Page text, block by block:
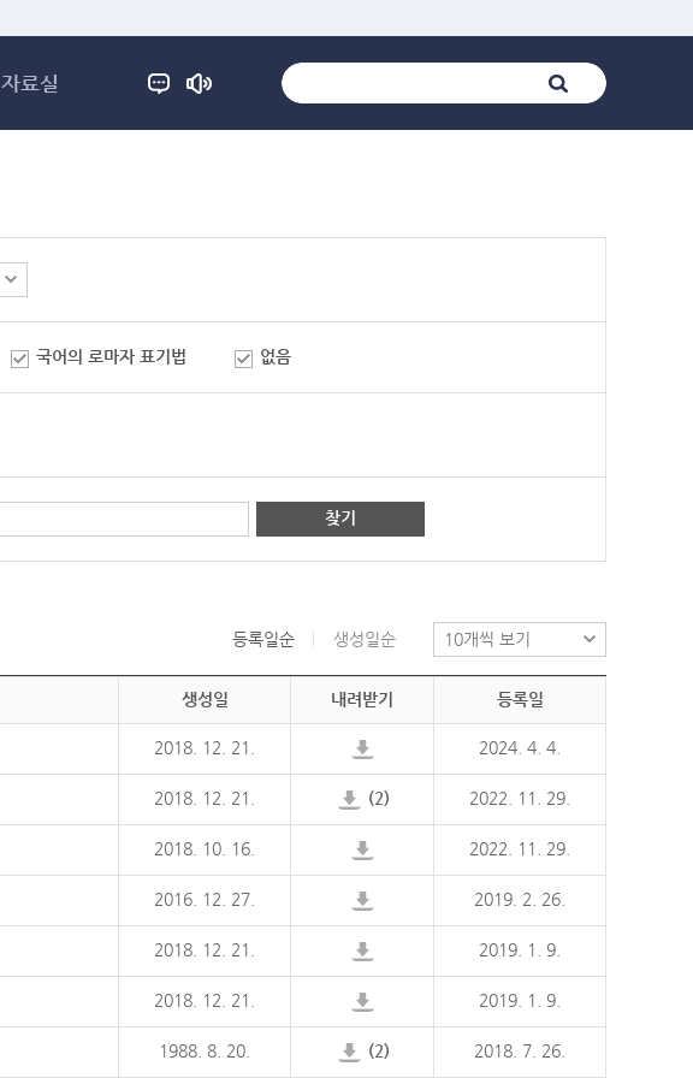
자료실
국어의 로마자 표기법 없음
찾기
등록일순 생성일순
생성일 내려받기 등록일
2018. 12. 21. 2024. 4. 4.
2018. 12. 21. (2) 2022. 11. 29.
2018. 10. 16. 2022. 11. 29.
2016. 12. 27. 2019. 2. 26.
2018. 12. 21. 2019. 1. 9.
2018. 12. 21. 2019. 1. 9.
1988. 8. 20. (2) 2018. 7. 26.